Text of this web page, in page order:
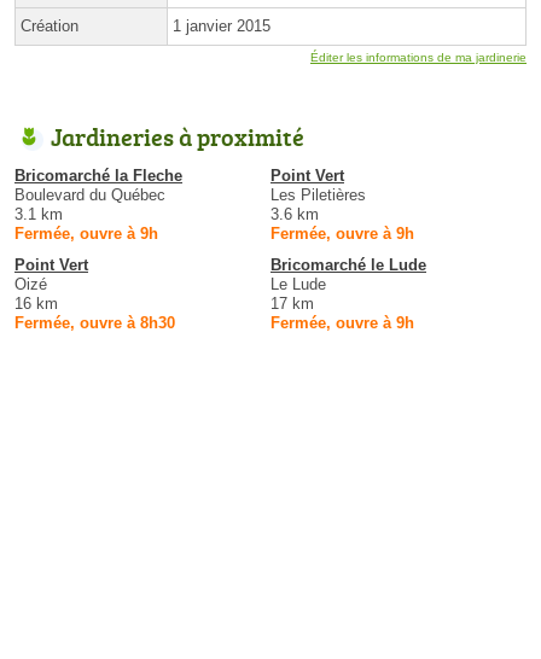
Création 1 janvier 2015
Éditer les informations de ma jardinerie
Jardineries à proximité
Bricomarché la Fleche
Boulevard du Québec
3.1 km
Fermée, ouvre à 9h
Point Vert
Les Piletières
3.6 km
Fermée, ouvre à 9h
Point Vert
Oizé
16 km
Fermée, ouvre à 8h30
Bricomarché le Lude
Le Lude
17 km
Fermée, ouvre à 9h